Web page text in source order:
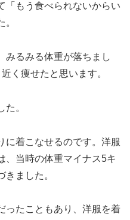
「もう食べられないからい
みるみる体重が落ちまし
く痩せたと思います。
。
に着こなせるのです。洋服
、当時の体重マイナス5キ
きました。
ったこともあり、洋服を着